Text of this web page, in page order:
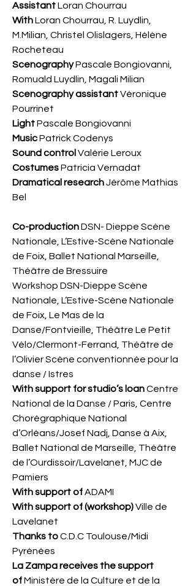
AssistantLoran Chourrau
WithLoran Chourrau, R. Luydlin,
M.Milian, Christel Olislagers, Hélène
Rocheteau
ScenographyPascale Bongiovanni,
Romuald Luydlin, Magali Milian
Scenography assistantVéronique
Pourrinet
LightPascale Bongiovanni
MusicPatrick Codenys
Sound control Valérie Leroux
CostumesPatricia Vernadat
Dramatical researchJérôme Mathias
Bel
Co-productionDSN- Dieppe Scène
Nationale, L’Estive-Scène Nationale
de Foix, Ballet National Marseille,
Théâtre de Bressuire
Workshop DSN-Dieppe Scène
Nationale, L’Estive-Scène Nationale
de Foix, Le Mas de la
Danse/Fontvieille, Théâtre Le Petit
Vélo/Clermont-Ferrand, Théâtre de
l’Olivier Scène conventionnée pour la
danse / Istres
With support for studio’s loanCentre
National de la Danse / Paris, Centre
Chorégraphique National
d’Orléans/Josef Nadj, Danse à Aix,
Ballet National de Marseille, Théâtre
de l’Ourdissoir/Lavelanet, MJC de
Pamiers
With support ofADAMI
With support of (workshop)Ville de
Lavelanet
Thanks toC.D.C Toulouse/Midi
Pyrénées
La Zampa receives the support
ofMinistère de la Culture et de la